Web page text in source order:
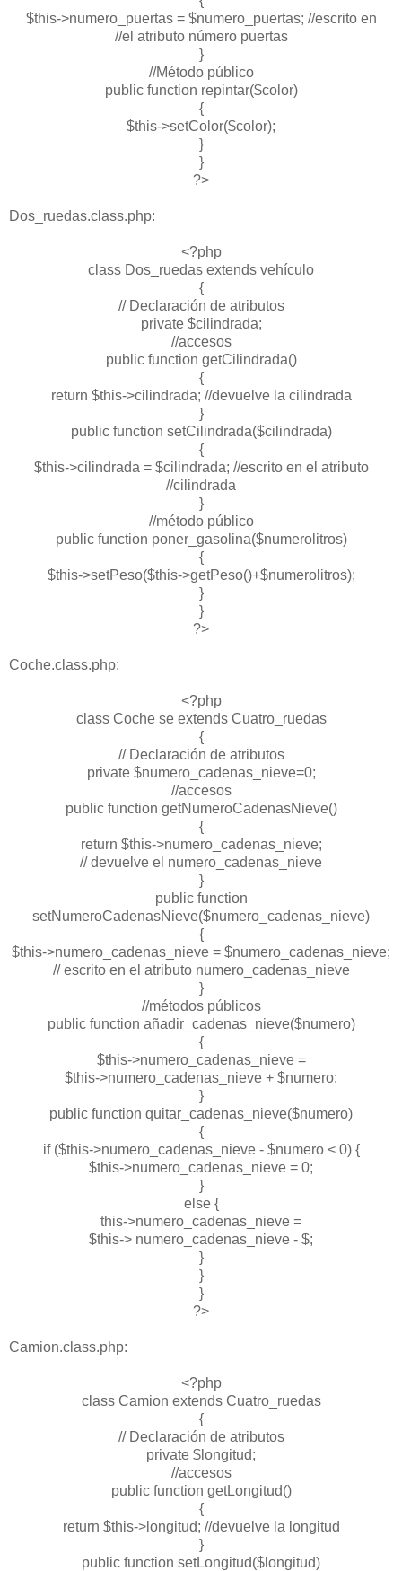
$this->numero_puertas = $numero_puertas; //escrito en
//el atributo número puertas
}
//Método público
public function repintar($color)
{
$this->setColor($color);
}
}
?>
Dos_ruedas.class.php:
<?php
class Dos_ruedas extends vehículo
{
// Declaración de atributos
private $cilindrada;
//accesos
public function getCilindrada()
{
return $this->cilindrada; //devuelve la cilindrada
}
public function setCilindrada($cilindrada)
{
$this->cilindrada = $cilindrada; //escrito en el atributo
//cilindrada
}
//método público
public function poner_gasolina($numerolitros)
{
$this->setPeso($this->getPeso()+$numerolitros);
}
}
?>
Coche.class.php:
<?php
class Coche se extends Cuatro_ruedas
{
// Declaración de atributos
private $numero_cadenas_nieve=0;
//accesos
public function getNumeroCadenasNieve()
{
return $this->numero_cadenas_nieve;
// devuelve el numero_cadenas_nieve
}
public function
setNumeroCadenasNieve($numero_cadenas_nieve)
{
$this->numero_cadenas_nieve = $numero_cadenas_nieve;
// escrito en el atributo numero_cadenas_nieve
}
//métodos públicos
public function añadir_cadenas_nieve($numero)
{
$this->numero_cadenas_nieve =
$this->numero_cadenas_nieve + $numero;
}
public function quitar_cadenas_nieve($numero)
{
if ($this->numero_cadenas_nieve - $numero < 0) {
$this->numero_cadenas_nieve = 0;
}
else {
this->numero_cadenas_nieve =
$this-> numero_cadenas_nieve - $;
}
}
}
?>
Camion.class.php:
<?php
class Camion extends Cuatro_ruedas
{
// Declaración de atributos
private $longitud;
//accesos
public function getLongitud()
{
return $this->longitud; //devuelve la longitud
}
public function setLongitud($longitud)